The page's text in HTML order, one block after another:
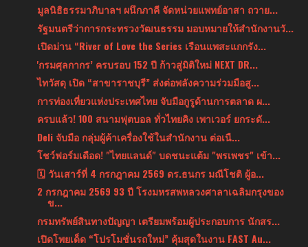
มูลนิธิธรรมาภิบาลฯ ผนึกภาคี จัดหน่วยแพทย์อาสา ถวาย...
รัฐมนตรีว่าการกระทรวงวัฒนธรรม มอบหมายให้สำนักงานวั...
เปิดม่าน “River of Love the Series เรือนแพสะแกกรัง...
'กรมศุลกากร’ ครบรอบ 152 ปี ก้าวสู่มิติใหม่ NEXT DR...
ไทวัสดุ เปิด “สาขาราชบุรี” ส่งต่อพลังความร่วมมือสู...
การท่องเที่ยวแห่งประเทศไทย จับมือกูรูด้านการตลาด ผ...
ครบแล้ว! 100 สนามฟุตบอล ทั่วไทยคิง เพาเวอร์ ยกระดั...
Deli จับมือ กลุ่มผู้ค้าเครื่องใช้ในสำนักงาน ต่อเนื...
โชว์ฟอร์มเดือด! "ไทยแลนด์" บดชนะแต้ม "พรเพชร" เข้า...
🗓 วันเสาร์ที่ 4 กรกฎาคม 2569 ดร.ธนกร มณีโชติ ผู้อ...
2 กรกฎาคม 2569 93 ปี โรงมหรสพหลวงศาลาเฉลิมกรุงของ
ข...
กรมทรัพย์สินทางปัญญา เตรียมพร้อมผู้ประกอบการ นักสร...
เปิดโพยเด็ด “โปรโมชั่นรถใหม่” คุ้มสุดในงาน FAST Au...